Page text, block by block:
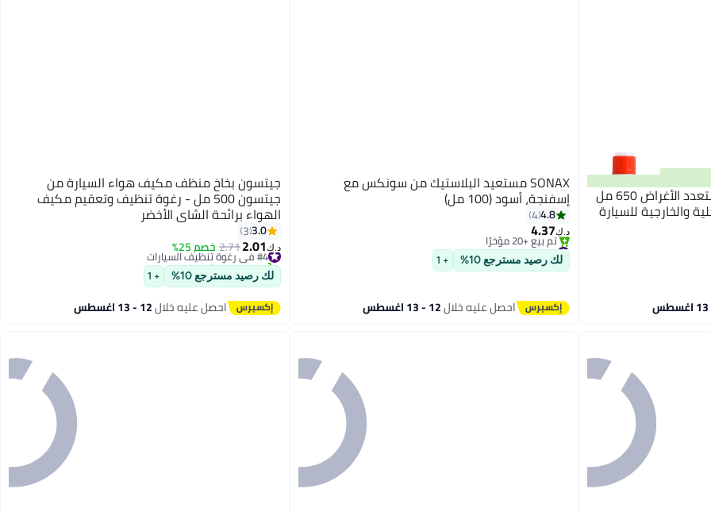
جيتسون بخاخ منظف رغوي متعدد الأغراض 650 مل
والخارجية للسيارة
SONAX مستعيد البلاستيك من سونكس مع
إسفنجة، أسود (100 مل)
4.8
4
د.ك‏4.37
#2 في اسفنجة التنظيف
بتخلّص بسرعة
تم بيع +20 مؤخرًا
لك رصيد مسترجع 10% + 1
احصل عليه خلال12 - 13 اغسطس
جيتسون بخاخ منظف مكيف هواء السيارة من
جيتسون 500 مل - رغوة تنظيف وتعقيم مكيف
الهواء برائحة الشاي الأخضر
3.0
3
د.ك‏2.01
2.71خصم 25% #4 في رغوة تنظيف السيارات
تم بيع +20 مؤخرًا
#4 في رغوة تنظيف السيارات
لك رصيد مسترجع 10% + 1
احصل عليه خلال12 - 13 اغسطس